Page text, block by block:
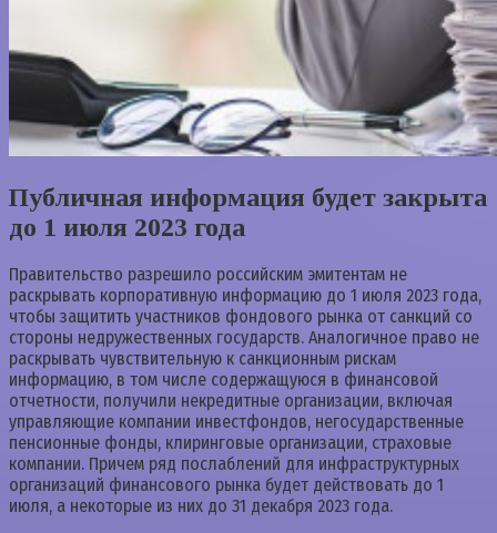
Публичная информация будет закрыта
до 1 июля 2023 года
Правительство разрешило российским эмитентам не
раскрывать корпоративную информацию до 1 июля 2023 года,
чтобы защитить участников фондового рынка от санкций со
стороны недружественных государств. Аналогичное право не
раскрывать чувствительную к санкционным рискам
информацию, в том числе содержащуюся в финансовой
отчетности, получили некредитные организации, включая
управляющие компании инвестфондов, негосударственные
пенсионные фонды, клиринговые организации, страховые
компании. Причем ряд послаблений для инфраструктурных
организаций финансового рынка будет действовать до 1
июля, а некоторые из них до 31 декабря 2023 года.